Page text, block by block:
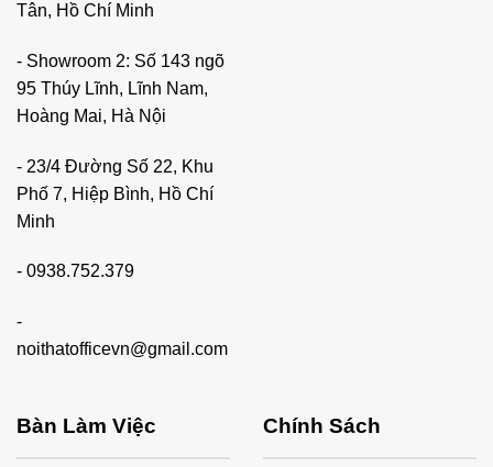
Tân, Hồ Chí Minh
- Showroom 2: Số 143 ngõ
95 Thúy Lĩnh, Lĩnh Nam,
Hoàng Mai, Hà Nội
- 23/4 Đường Số 22, Khu
Phố 7, Hiệp Bình, Hồ Chí
Minh
- 0938.752.379
-
noithatofficevn@gmail.com
Bàn Làm Việc Chính Sách